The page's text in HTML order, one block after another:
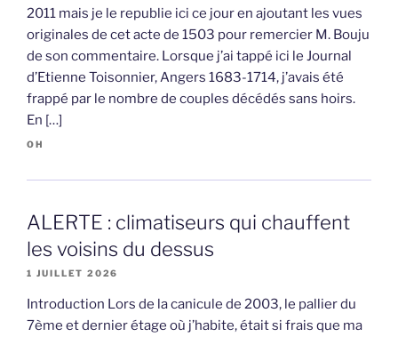
2011 mais je le republie ici ce jour en ajoutant les vues
originales de cet acte de 1503 pour remercier M. Bouju
de son commentaire. Lorsque j’ai tappé ici le Journal
d’Etienne Toisonnier, Angers 1683-1714, j’avais été
frappé par le nombre de couples décédés sans hoirs.
En […]
OH
ALERTE : climatiseurs qui chauffent
les voisins du dessus
1 JUILLET 2026
Introduction Lors de la canicule de 2003, le pallier du
7ème et dernier étage où j’habite, était si frais que ma